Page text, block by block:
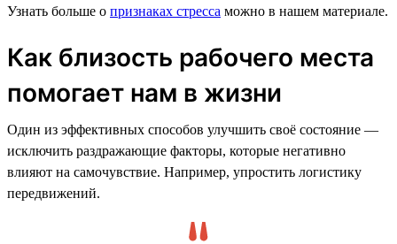
Узнать больше о признаках стресса можно в нашем материале.
Как близость рабочего места
помогает нам в жизни
Один из эффективных способов улучшить своё состояние —
исключить раздражающие факторы, которые негативно
влияют на самочувствие. Например, упростить логистику
передвижений.